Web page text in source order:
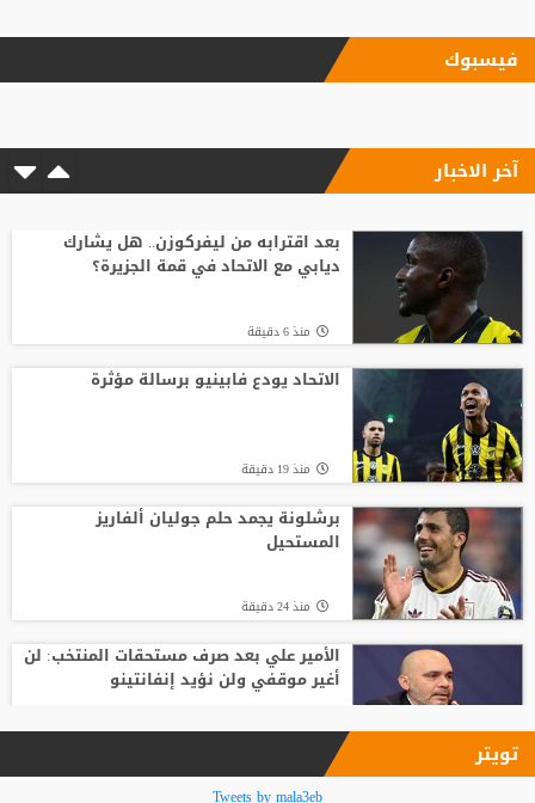
بعد رفض السعودية.. نادٍ فرنسي يتوصل
رودري يحسم قراره ويختار وجهته المقبلة
تصريح رسمي يعقد مهمة برشلونة في
صفقة المستقبل
صدام في تدريبات أتلتيكو.. ألفاريز يطالب
سيميوني بتسهيل رحيله لبرشلونة
فيسبوك
آخر الاخبار
بعد اقترابه من ليفركوزن.. هل يشارك
ديابي مع الاتحاد في قمة الجزيرة؟
منذ 6 دقيقة
الاتحاد يودع فابينيو برسالة مؤثرة
منذ 19 دقيقة
برشلونة يجمد حلم جوليان ألفاريز
المستحيل
منذ 24 دقيقة
الأمير علي بعد صرف مستحقات المنتخب: لن
أغير موقفي ولن نؤيد إنفانتينو
فينيسيوس جونيور يمدد عقده مع ريال
تويتر
Tweets by mala3eb